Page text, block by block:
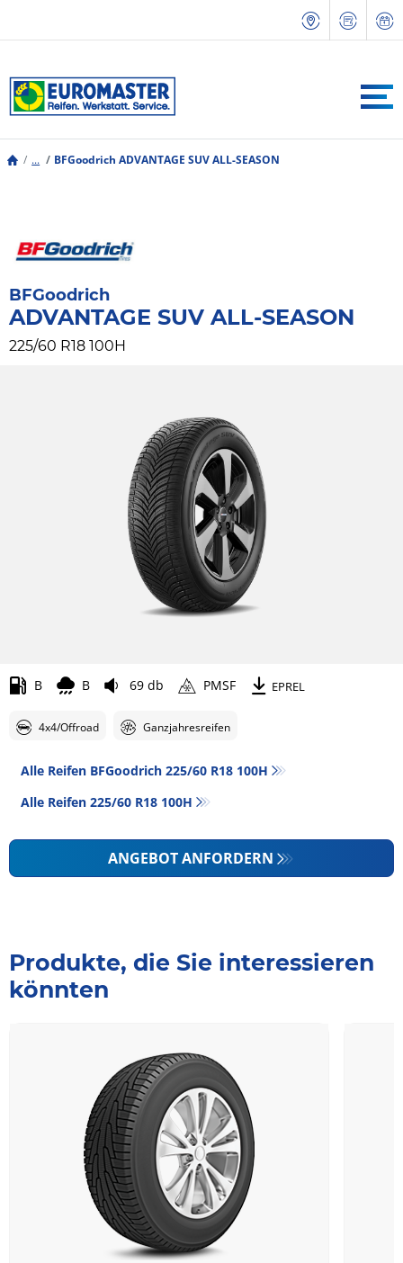
... BFGoodrich ADVANTAGE SUV ALL-SEASON
BFGoodrich
ADVANTAGE SUV ALL-SEASON
225/60 R18 100H
B B 69 db PMSF EPREL
4x4/Offroad Ganzjahresreifen
Alle Reifen BFGoodrich 225/60 R18 100H
Alle Reifen‎ 225/60 R18 100H
ANGEBOT ANFORDERN
Produkte, die Sie interessieren
könnten